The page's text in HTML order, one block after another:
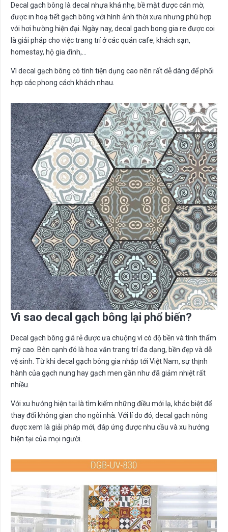
Decal gạch bông là decal nhựa khá nhẹ, bề mặt được cán mờ,
được in hoạ tiết gạch bông với hình ảnh thời xưa nhưng phù hợp
với hơi hường hiện đại. Ngày nay, decal gach bong gia re được coi
là giải pháp cho việc trang trí ở các quán cafe, khách sạn,
homestay, hộ gia đình,…
Vì decal gạch bông có tính tiện dụng cao nên rất dễ dàng để phối
hợp các phong cách khách nhau.
Vì sao decal gạch bông lại phổ biến?
Decal gạch bông giá rẻ được ưa chuộng vì có độ bền và tính thẩm
mỹ cao. Bên cạnh đó là hoa văn trang trí đa dạng, bền đẹp và dễ
vệ sinh. Từ khi decal gạch bông gia nhập tới Việt Nam, sự thịnh
hành của gạch nung hay gạch men gần như đã giảm nhiệt rất
nhiều.
Với xu hướng hiện tại là tìm kiếm những điều mới lạ, khác biệt để
thay đổi không gian cho ngôi nhà. Với lí do đó, decal gạch nông
được xem là giải pháp mới, đáp ứng được nhu cầu và xu hướng
hiện tại của mọi người.